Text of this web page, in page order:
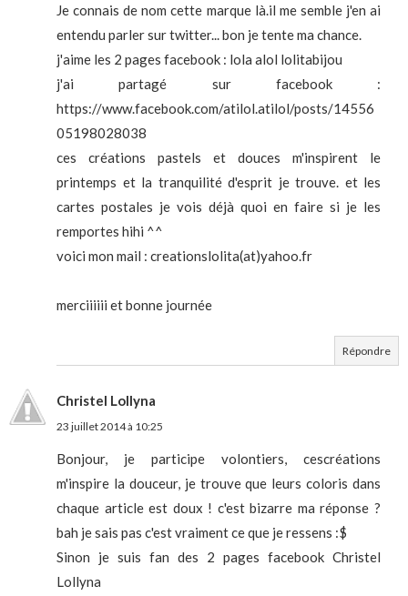
Je connais de nom cette marque là.il me semble j'en ai
entendu parler sur twitter... bon je tente ma chance.
j'aime les 2 pages facebook : lola alol lolitabijou
j'ai partagé sur facebook :
https://www.facebook.com/atilol.atilol/posts/14556
05198028038
ces créations pastels et douces m'inspirent le
printemps et la tranquilité d'esprit je trouve. et les
cartes postales je vois déjà quoi en faire si je les
remportes hihi ^^
voici mon mail : creationslolita(at)yahoo.fr
merciiiiii et bonne journée
Répondre
Christel Lollyna
23 juillet 2014 à 10:25
Bonjour, je participe volontiers, cescréations
m'inspire la douceur, je trouve que leurs coloris dans
chaque article est doux ! c'est bizarre ma réponse ?
bah je sais pas c'est vraiment ce que je ressens :$
Sinon je suis fan des 2 pages facebook Christel
Lollyna